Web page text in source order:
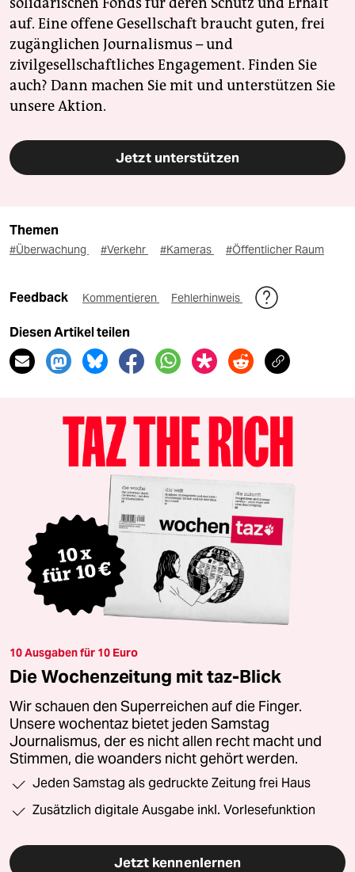
auf. Eine offene Gesellschaft braucht guten, frei
zugänglichen Journalismus – und
zivilgesellschaftliches Engagement. Finden Sie
auch? Dann machen Sie mit und unterstützen Sie
unsere Aktion.
Jetzt unterstützen
Themen
#Überwachung #Verkehr #Kameras #Öffentlicher Raum
Feedback Kommentieren Fehlerhinweis
Diesen Artikel teilen
10 Ausgaben für 10 Euro
Die Wochenzeitung mit taz-Blick
Wir schauen den Superreichen auf die Finger.
Unsere wochentaz bietet jeden Samstag
Journalismus, der es nicht allen recht macht und
Stimmen, die woanders nicht gehört werden.
Jeden Samstag als gedruckte Zeitung frei Haus
Zusätzlich digitale Ausgabe inkl. Vorlesefunktion
Jetzt kennenlernen